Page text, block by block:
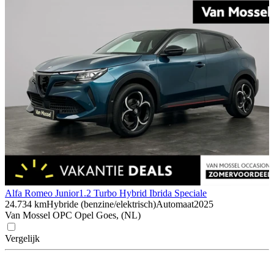
Alfa Romeo Junior1.2 Turbo Hybrid Ibrida Speciale
24.734 kmHybride (benzine/elektrisch)Automaat2025
Van Mossel OPC Opel Goes, (NL)
Vergelijk